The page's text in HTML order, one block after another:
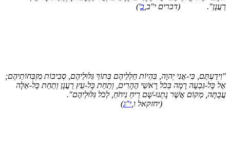
(דברים י"ב,ב')
כִּי-אֲנִי יְהוָה, בִּהְיוֹת חַלְלֵיהֶם בְּתוֹךְ גִּלּוּלֵיהֶם, סְבִיבוֹת מִזְבְּחוֹתֵיהֶם;
כָּל-גִּבְעָה רָמָה בְּכֹל רָאשֵׁי הֶהָרִים, וְתַחַת כָּל-עֵץ רַעֲנָן וְתַחַת כָּל-אֵלָה
מְקוֹם אֲשֶׁר נָתְנוּ-שָׁם רֵיחַ נִיחֹחַ, לְכֹל גִּלּוּלֵיהֶם".
(יחזקאל ו,י"ג)